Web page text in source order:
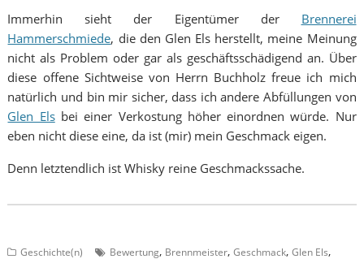
Immerhin sieht der Eigentümer der Brennerei
Hammerschmiede, die den Glen Els herstellt, meine Meinung
nicht als Problem oder gar als geschäftsschädigend an. Über
diese offene Sichtweise von Herrn Buchholz freue ich mich
natürlich und bin mir sicher, dass ich andere Abfüllungen von
Glen Elsbei einer Verkostung höher einordnen würde. Nur
eben nicht diese eine, da ist (mir) mein Geschmack eigen.
Denn letztendlich ist Whisky reine Geschmackssache.
Geschichte(n) Bewertung, Brennmeister,Geschmack,Glen Els,